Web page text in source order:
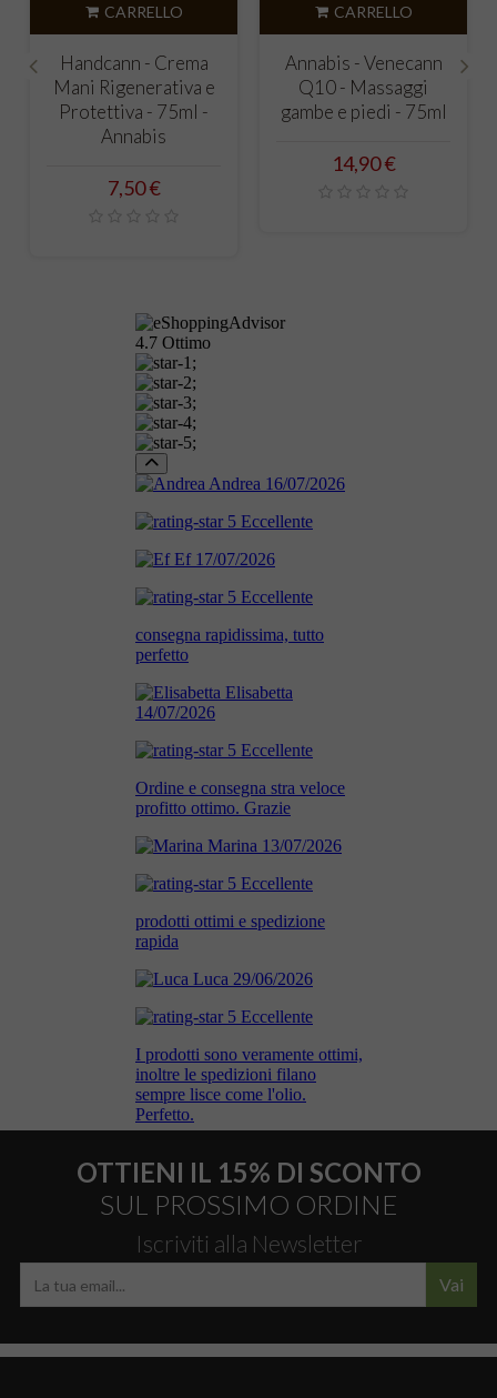
CARRELLO
Handcann - Crema
Mani Rigenerativa e
Protettiva - 75ml -
Annabis
Prezzo
7,50 €
CARRELLO
Annabis - Venecann
Q10 - Massaggi
gambe e piedi - 75ml
Prezzo
14,90 €
OTTIENI IL 15% DI SCONTO
SUL PROSSIMO ORDINE
Iscriviti alla Newsletter
Vai